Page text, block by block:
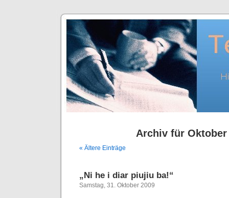
Archiv für Oktober
« Ältere Einträge
„Ni he i diar piujiu ba!“
Samstag, 31. Oktober 2009